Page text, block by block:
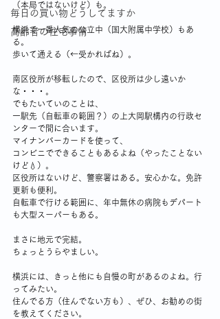
毎日の買い物どうしてますか
高齢者の住宅事情
（本局ではないけど）も。
横浜で一番人気の公立中（国大附属中学校）もあ
る。
歩いて通える（←受かればね）。
南区役所が移転したので、区役所は少し遠いか
な・・・。
でもたいていのことは、
一駅先（自転車の範囲？）の上大岡駅構内の行政セ
ンターで間に合います。
マイナンバーカードを使って、
コンビニでできることもあるよね（やったことない
けど💧）。
区役所はないけど、警察署はある。安心かな。免許
更新も便利。
自転車で行ける範囲に、年中無休の病院もデパート
も大型スーパーもある。
まさに地元で完結。
ちょっとうらやましい。
横浜には、きっと他にも自慢の町があるのよね。行
ってみたい。
住んでる方（住んでない方も）、ぜひ、お勧めの街
を教えてください。